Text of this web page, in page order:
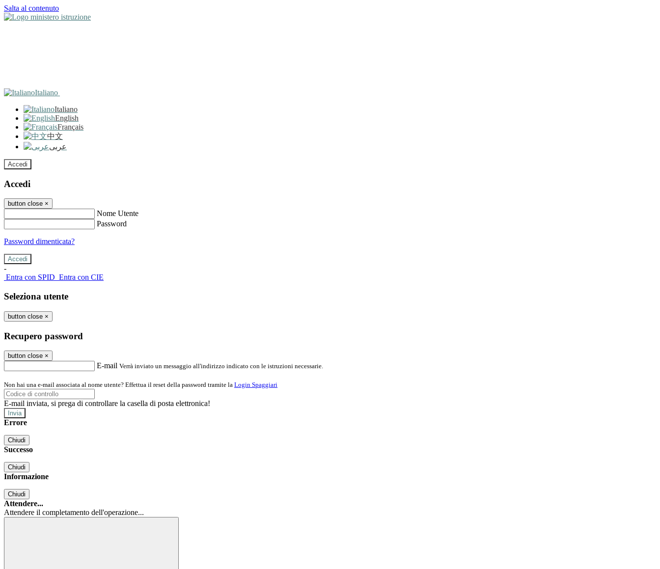
Salta al contenuto
Italiano
Italiano
English
Français
中文
عربى
Accedi
Accedi
button close ×
Nome Utente
Password
Password dimenticata?
-
Entra con SPID Entra con CIE
Seleziona utente
button close ×
Recupero password
button close ×
E-mail Verrà inviato un messaggio all'indirizzo indicato con le istruzioni necessarie.
Non hai una e-mail associata al nome utente? Effettua il reset della password tramite la Login Spaggiari
E-mail inviata, si prega di controllare la casella di posta elettronica!
Errore
Chiudi
Successo
Chiudi
Informazione
Chiudi
Attendere...
Attendere il completamento dell'operazione...